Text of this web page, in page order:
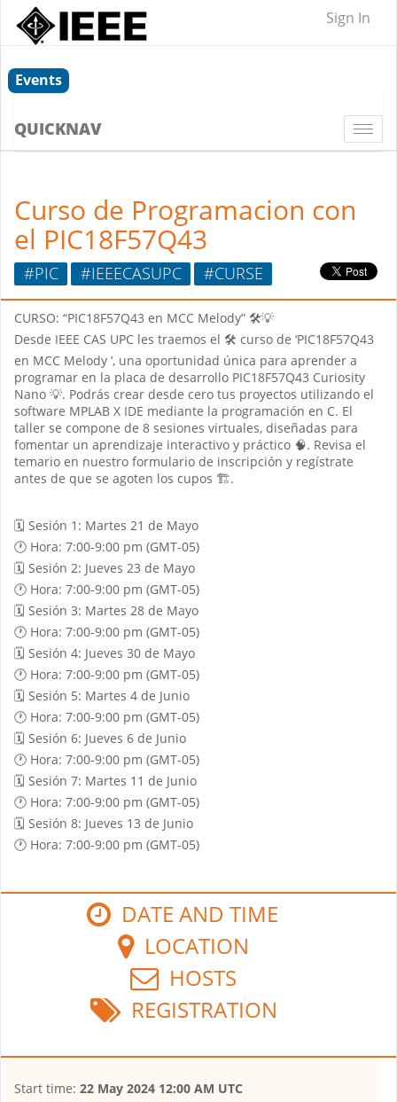
Sign In
Events
QUICKNAV
Curso de Programacion con
el PIC18F57Q43
#PIC #IEEECASUPC #CURSE
CURSO: “PIC18F57Q43 en MCC Melody” 🛠️💡
Desde IEEE CAS UPC les traemos el 🛠️ curso de ‘PIC18F57Q43
en MCC Melody ’, una oportunidad única para aprender a
programar en la placa de desarrollo PIC18F57Q43 Curiosity
Nano 💡. Podrás crear desde cero tus proyectos utilizando el
software MPLAB X IDE mediante la programación en C. El
taller se compone de 8 sesiones virtuales, diseñadas para
fomentar un aprendizaje interactivo y práctico 🧠. Revisa el
temario en nuestro formulario de inscripción y regístrate
antes de que se agoten los cupos 🏗️.
🗓️ Sesión 1: Martes 21 de Mayo
🕐 Hora: 7:00-9:00 pm (GMT-05)
🗓️ Sesión 2: Jueves 23 de Mayo
🕐 Hora: 7:00-9:00 pm (GMT-05)
🗓️ Sesión 3: Martes 28 de Mayo
🕐 Hora: 7:00-9:00 pm (GMT-05)
🗓️ Sesión 4: Jueves 30 de Mayo
🕐 Hora: 7:00-9:00 pm (GMT-05)
🗓️ Sesión 5: Martes 4 de Junio
🕐 Hora: 7:00-9:00 pm (GMT-05)
🗓️ Sesión 6: Jueves 6 de Junio
🕐 Hora: 7:00-9:00 pm (GMT-05)
🗓️ Sesión 7: Martes 11 de Junio
🕐 Hora: 7:00-9:00 pm (GMT-05)
🗓️ Sesión 8: Jueves 13 de Junio
🕐 Hora: 7:00-9:00 pm (GMT-05)
DATE AND TIME
LOCATION
HOSTS
REGISTRATION
Start time: 22 May 2024 12:00 AM UTC